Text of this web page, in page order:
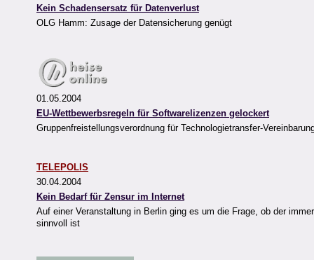
Kein Schadensersatz für Datenverlust
OLG Hamm: Zusage der Datensicherung genügt
01.05.2004
EU-Wettbewerbsregeln für Softwarelizenzen gelockert
Gruppenfreistellungsverordnung für Technologietransfer-
TELEPOLIS
30.04.2004
Kein Bedarf für Zensur im Internet
Auf einer Veranstaltung in Berlin ging es um die Frage, ob der
sinnvoll ist